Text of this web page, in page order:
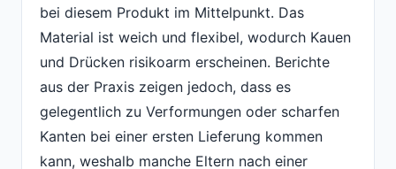
bei diesem Produkt im Mittelpunkt. Das
Material ist weich und flexibel, wodurch Kauen
und Drücken risikoarm erscheinen. Berichte
aus der Praxis zeigen jedoch, dass es
gelegentlich zu Verformungen oder scharfen
Kanten bei einer ersten Lieferung kommen
kann, weshalb manche Eltern nach einer